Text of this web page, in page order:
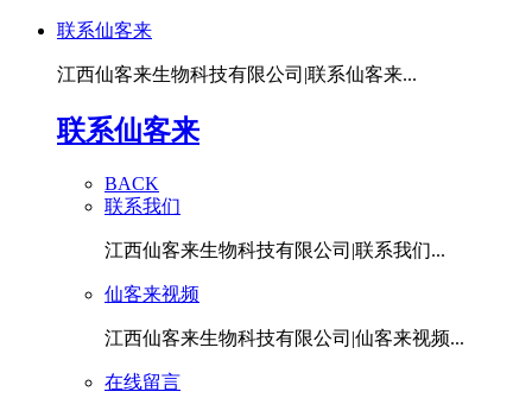
联系仙客来
江西仙客来生物科技有限公司|联系仙客来...
联系仙客来
BACK
联系我们
江西仙客来生物科技有限公司|联系我们...
仙客来视频
江西仙客来生物科技有限公司|仙客来视频...
在线留言